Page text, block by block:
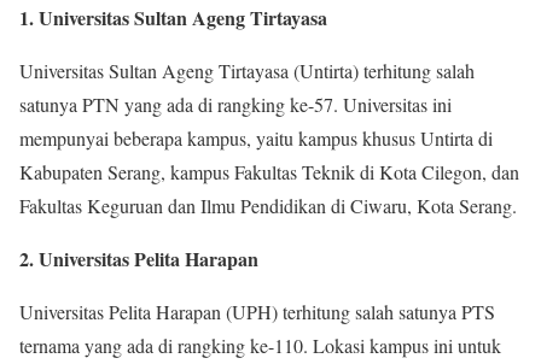
1. Universitas Sultan Ageng Tirtayasa
Universitas Sultan Ageng Tirtayasa (Untirta) terhitung salah
satunya PTN yang ada di rangking ke-57. Universitas ini
mempunyai beberapa kampus, yaitu kampus khusus Untirta di
Kabupaten Serang, kampus Fakultas Teknik di Kota Cilegon, dan
Fakultas Keguruan dan Ilmu Pendidikan di Ciwaru, Kota Serang.
2. Universitas Pelita Harapan
Universitas Pelita Harapan (UPH) terhitung salah satunya PTS
ternama yang ada di rangking ke-110. Lokasi kampus ini untuk